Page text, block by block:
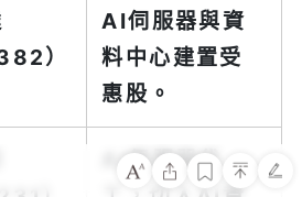
）
AI伺服器與資
料中心建置受
惠股。
AI伺服器代